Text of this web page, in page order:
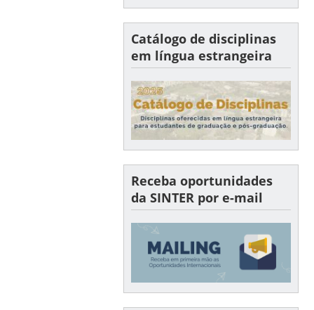
Catálogo de disciplinas
em língua estrangeira
Receba oportunidades
da SINTER por e-mail